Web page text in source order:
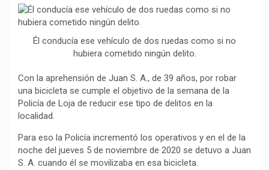
c
e
b
o
k
a
t
s
A
p
p
l
e
g
r
a
m
p
y
L
i
n
k
m
p
a
r
i
r
Él conducía ese vehículo de dos ruedas como si no
hubiera cometido ningún delito.
Con la aprehensión de Juan S. A., de 39 años, por robar
una bicicleta se cumple el objetivo de la semana de la
Policía de Loja de reducir ese tipo de delitos en la
localidad.
Para eso la Policía incrementó los operativos y en el de la
noche del jueves 5 de noviembre de 2020 se detuvo a Juan
S. A. cuando él se movilizaba en esa bicicleta.